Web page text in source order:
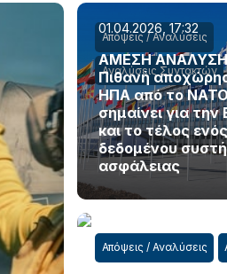
Απόψεις / Αναλύσεις
Αναλύσεις Συντακτών
01.04.2026, 17:32
ΑΜΕΣΗ ΑΝΑΛΥΣΗ
Πιθανή
ΗΠΑ από το
σημαίνει για
και το τέλος ενός
δεδομένου
ασφάλειας
Απόψεις / Αναλύσεις